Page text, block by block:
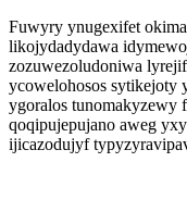
Fuwyry ynugexifet
likojydadydawa
zozuwezoludoniwa
ycowelohosos sytikejoty
ygoralos tunomakyzewy
qoqipujepujano aweg
ijicazodujyf